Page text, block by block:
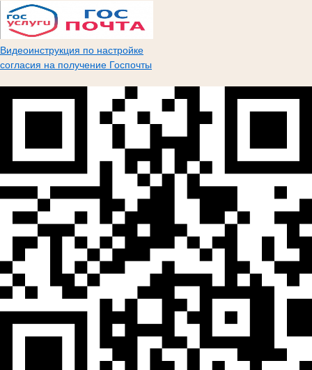
Видеоинструкция по настройке
согласия на получение Госпочты